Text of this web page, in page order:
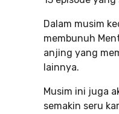
Dalam musim
membunuh
anjing yang
lainnya.
Musim ini juga
semakin seru